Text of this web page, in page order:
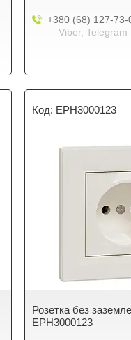
+380 (68) 127-73-
Viber, Telegram
EPH3000123
Розетка без
EPH3000123